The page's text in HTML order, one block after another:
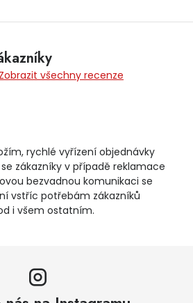
Zobrazit všechny recenze
rychlé vyřízení objednávky
zákazníky v případě reklamace
bezvadnou komunikaci se
vstříc potřebám zákazníků
i všem ostatním.